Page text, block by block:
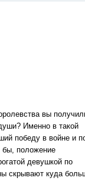
вы
Именно в такой
победу в войне и
бы, положение
девушкой по
скрывают куда